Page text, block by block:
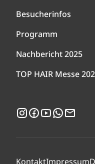
Besucherinfos
Programm
Nachbericht 2025
TOP HAIR Messe
Instagram
Facebook
YouTube
KontaktImpressum